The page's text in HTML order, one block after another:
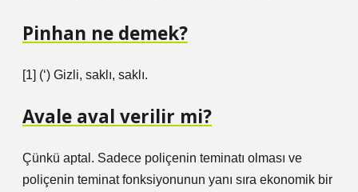
Pinhan ne demek?
[1] (‘) Gizli, saklı, saklı.
Avale aval verilir mi?
Çünkü aptal. Sadece poliçenin teminatı olması ve
poliçenin teminat fonksiyonunun yanı sıra ekonomik bir